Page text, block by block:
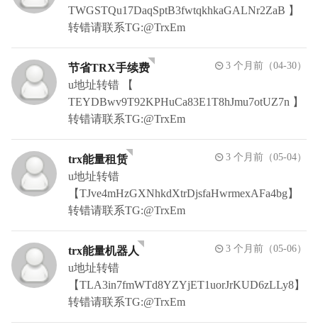
TWGSTQu17DaqSptB3fwtqkhkaGALNr2ZaB 】
转错请联系TG:@TrxEm
节省TRX手续费 3 个月前（04-30）
u地址转错 【
TEYDBwv9T92KPHuCa83E1T8hJmu7otUZ7n 】
转错请联系TG:@TrxEm
trx能量租赁 3 个月前（05-04）
u地址转错
【TJve4mHzGXNhkdXtrDjsfaHwrmexAFa4bg】
转错请联系TG:@TrxEm
trx能量机器人 3 个月前（05-06）
u地址转错
【TLA3in7fmWTd8YZYjET1uorJrKUD6zLLy8】
转错请联系TG:@TrxEm